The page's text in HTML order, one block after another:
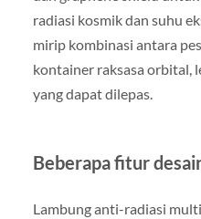
radiasi kosmik dan suhu
mirip kombinasi antara
kontainer raksasa orbital,
yang dapat dilepas.
Beberapa fitur
Lambung anti-radiasi